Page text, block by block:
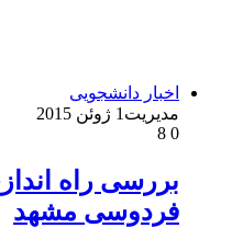
اخبار دانشجویی
مدیریت 1 ژوئن 2015
0
بررسی راه
فردوسی مشهد